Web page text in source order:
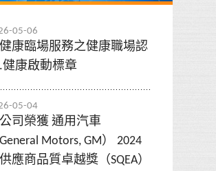
05-06
康臨場服務之健康職場認
健康啟動標章
05-04
司榮獲 通用汽車
General Motors, GM） 2024
應商品質卓越獎（SQEA）